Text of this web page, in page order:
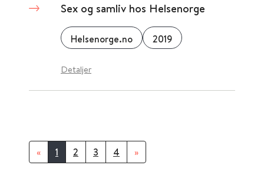
Sex og samliv hos Helsenorge
Helsenorge.no 2019
Detaljer
« 1 2 3 4 »